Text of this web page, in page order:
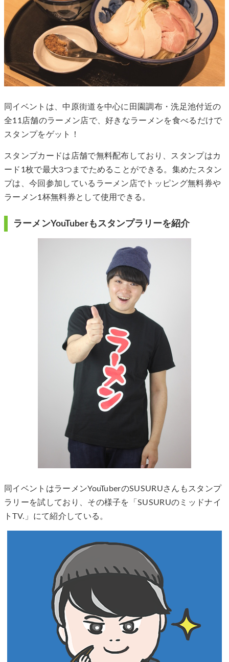
同イベントは、中原街道を中心に田園調布・洗足池付近の
全11店舗のラーメン店で、好きなラーメンを食べるだけで
スタンプをゲット！
スタンプカードは店舗で無料配布しており、スタンプはカ
ード1枚で最大3つまでためることができる。集めたスタン
プは、今回参加しているラーメン店でトッピング無料券や
ラーメン1杯無料券として使用できる。
ラーメンYouTuberもスタンプラリーを紹介
同イベントはラーメンYouTuberのSUSURUさんもスタンプ
ラリーを試しており、その様子を「SUSURUのミッドナイ
トTV.」にて紹介している。